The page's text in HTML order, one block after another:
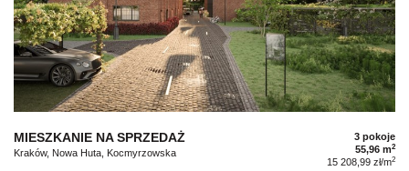
MIESZKANIE NA SPRZEDAŻ
Kraków, Nowa Huta, Kocmyrzowska
3 pokoje
55,96 m2
15 208,99 zł/m2